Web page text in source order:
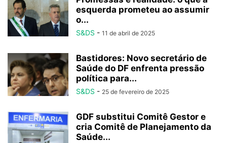
esquerda prometeu ao assumir
o...
S&DS - 11 de abril de 2025
Bastidores: Novo secretário de
Saúde do DF enfrenta pressão
política para...
S&DS - 25 de fevereiro de 2025
GDF substitui Comitê Gestor e
cria Comitê de Planejamento da
Saúde...